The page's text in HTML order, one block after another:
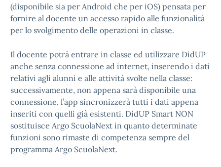
(disponibile sia per Android che per iOS) pensata per
fornire al docente un accesso rapido alle funzionalità
per lo svolgimento delle operazioni in classe.
Il docente potrà entrare in classe ed utilizzare DidUP
anche senza connessione ad internet, inserendo i dati
relativi agli alunni e alle attività svolte nella classe:
successivamente, non appena sarà disponibile una
connessione, l’app sincronizzerà tutti i dati appena
inseriti con quelli già esistenti. DidUP Smart NON
sostituisce Argo ScuolaNext in quanto determinate
funzioni sono rimaste di competenza sempre del
programma Argo ScuolaNext.